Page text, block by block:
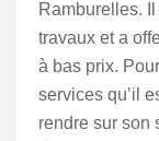
Ramburelles.
travaux et a
à bas prix.
services qu’il
rendre sur son